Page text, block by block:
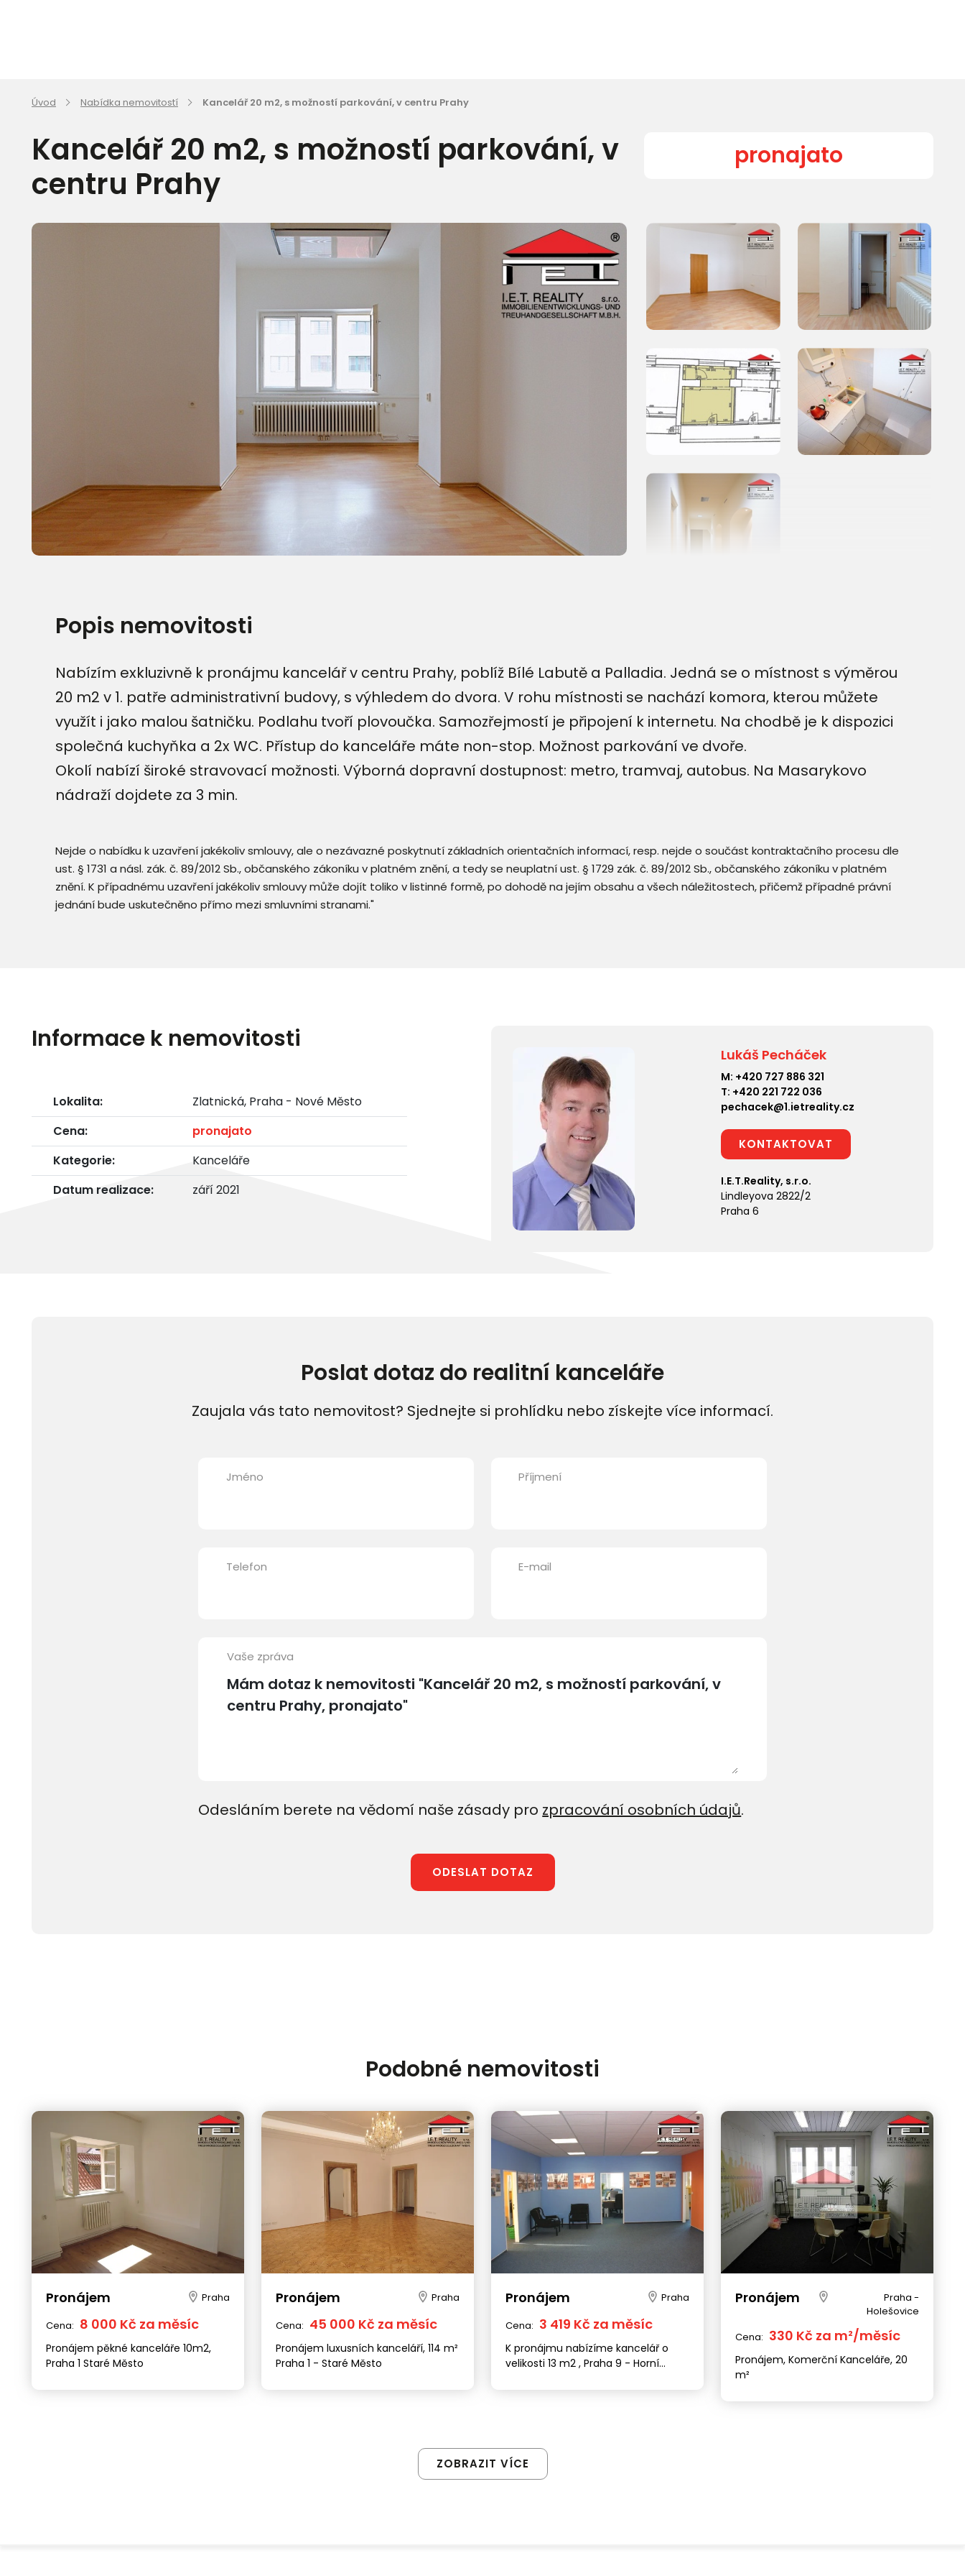
Úvod Nabídka nemovitostí Kancelář 20 m2, s možností parkování, v centru Prahy
Kancelář 20 m2, s možností parkování, v
centru Prahy
pronajato
Popis nemovitosti
Nabízím exkluzivně k pronájmu kancelář v centru Prahy, poblíž Bílé Labutě a Palladia. Jedná se o místnost s výměrou
20 m2 v 1. patře administrativní budovy, s výhledem do dvora. V rohu místnosti se nachází komora, kterou můžete
využít i jako malou šatničku. Podlahu tvoří plovoučka. Samozřejmostí je připojení k internetu. Na chodbě je k dispozici
společná kuchyňka a 2x WC. Přístup do kanceláře máte non-stop. Možnost parkování ve dvoře.
Okolí nabízí široké stravovací možnosti. Výborná dopravní dostupnost: metro, tramvaj, autobus. Na Masarykovo
nádraží dojdete za 3 min.
Nejde o nabídku k uzavření jakékoliv smlouvy, ale o nezávazné poskytnutí základních orientačních informací, resp. nejde o součást kontraktačního procesu dle
ust. § 1731 a násl. zák. č. 89/2012 Sb., občanského zákoníku v platném znění, a tedy se neuplatní ust. § 1729 zák. č. 89/2012 Sb., občanského zákoníku v platném
znění. K případnému uzavření jakékoliv smlouvy může dojít toliko v listinné formě, po dohodě na jejím obsahu a všech náležitostech, přičemž případné právní
jednání bude uskutečněno přímo mezi smluvními stranami."
Informace k nemovitosti
Lokalita:
Zlatnická, Praha - Nové Město
Cena:
pronajato
Kategorie:
Kanceláře
Datum realizace:
září 2021
Lukáš Pecháček
M: +420 727 886 321
T: +420 221 722 036
pechacek@1.ietreality.cz
KONTAKTOVAT
I.E.T.Reality, s.r.o.
Lindleyova 2822/2
Praha 6
Poslat dotaz do realitní kanceláře
Zaujala vás tato nemovitost? Sjednejte si prohlídku nebo získejte více informací.
Jméno Příjmení
Telefon E-mail
Vaše zpráva
Odesláním berete na vědomí naše zásady pro zpracování osobních údajů.
ODESLAT DOTAZ
Podobné nemovitosti
Pronájem Praha
Cena: 8 000 Kč za měsíc
Pronájem pěkné kanceláře 10m2,
Praha 1 Staré Město
Pronájem Praha
Cena: 45 000 Kč za měsíc
Pronájem luxusních kanceláří, 114 m²
Praha 1 - Staré Město
Pronájem Praha
Cena: 3 419 Kč za měsíc
K pronájmu nabízíme kancelář o
velikosti 13 m2 , Praha 9 - Horní
Pronájem
Praha -
Holešovice
Cena: 330 Kč za m²/měsíc
Pronájem, Komerční Kanceláře, 20
m²
ZOBRAZIT VÍCE